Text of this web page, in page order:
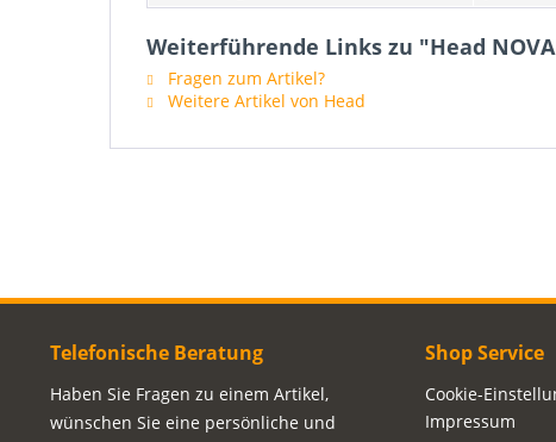
Weiterführende Links zu "Head
Fragen zum Artikel?
Weitere Artikel von Head
Telefonische Beratung
Haben Sie Fragen zu einem Artikel,
wünschen Sie eine persönliche und
Shop Service
Cookie-
Impressum